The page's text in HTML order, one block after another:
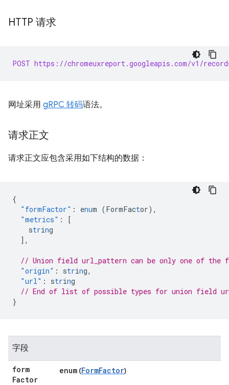
HTTP 请求
POST https://chromeuxreport.googleapis.com/v1/
网址采用 gRPC 转码语法。
请求正文
请求正文应包含采用如下结构的数据：
{
"formFactor" : enum (FormFactor) ,
"metrics" :
[
string
],
// Union field url_pattern can be only one of the
"origin" : string,
"url" : string
// End of list of possible types for union field
}
字段
form
Factor
enum (FormFactor)